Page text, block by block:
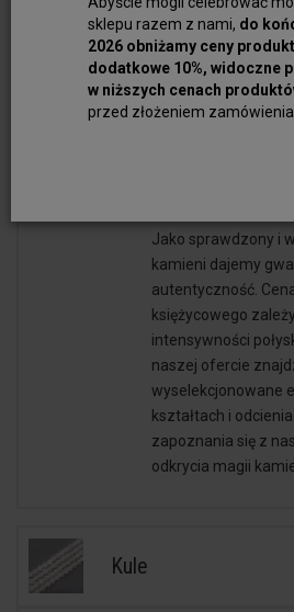
sklepu razem z nami, do
2026 obniżamy ceny
dodatkowe 10%, widoczne
w niższych cenach
przed złożeniem
doskonale
ozdobach. Biżuteria
naszyjnik z tym
bransoletka to
Jako sprawdzony i
kamieni dajemy
autentyczność.
księżycowego
intensywności
naszej ofercie
wyselekcjonowane
kształtach i
zapoznania się z
odkrycia magii
Kule